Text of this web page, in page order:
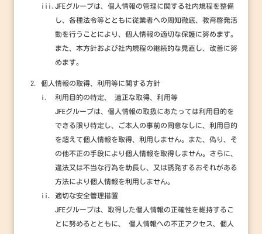
iii. JFEグループは、個人情報の管理に関する社内規程を整備
し、各種法令等とともに従業者への周知徹底、教育啓発活
動を行うことにより、個人情報の適切な保護に努めます。
また、本方針および社内規程の継続的な見直し、改善に努
めます。
個人情報の取得、利用等に関する方針
i.
利用目的の特定、 適正な取得、利用等
JFEグループは、個人情報の取扱にあたっては利用目的を
できる限り特定し、ご本人の事前の同意なしに、利用目的
を超えて個人情報を取得、利用しません。また、偽り、そ
の他不正の手段により個人情報を取得しません。さらに、
違法又は不当な行為を助長し、又は誘発するおそれがある
方法により個人情報を利用しません。
ii.
適切な安全管理措置
JFEグループは、取得した個人情報の正確性を維持するこ
とに努めるとともに、 個人情報への不正アクセス、個人